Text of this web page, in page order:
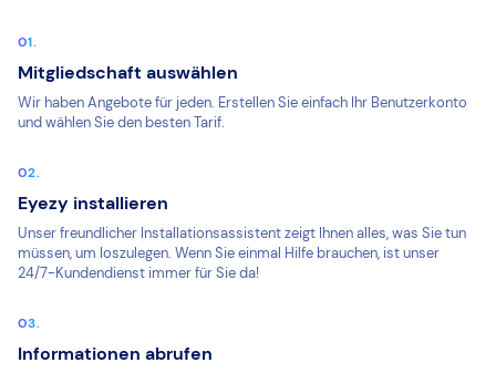
Mitgliedschaft auswählen
Wir haben Angebote für jeden. Erstellen Sie einfach Ihr Benutzerkonto
und wählen Sie den besten Tarif.
Eyezy installieren
Unser freundlicher Installationsassistent zeigt Ihnen alles, was Sie tun
müssen, um loszulegen. Wenn Sie einmal Hilfe brauchen, ist unser
24/7-Kundendienst immer für Sie da!
Informationen abrufen